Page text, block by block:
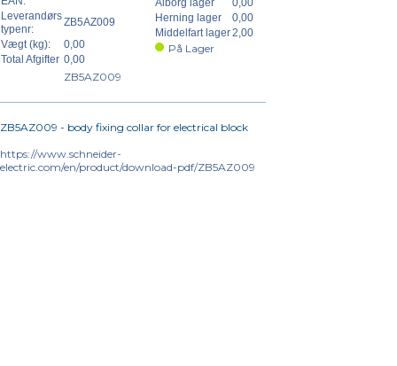
Leverandørs
typenr:
ZB5AZ009
Vægt (kg):
0,00
Total Afgifter 0,00
ZB5AZ009
Ålborg lager
0,00
Herning lager
0,00
Middelfart lager2,00
På Lager
ZB5AZ009 - body fixing collar for electrical block
https://www.schneider-
electric.com/en/product/download-pdf/ZB5AZ009